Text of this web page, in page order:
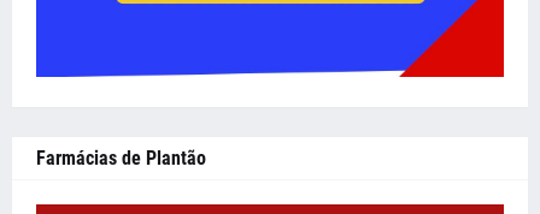
Farmácias de Plantão